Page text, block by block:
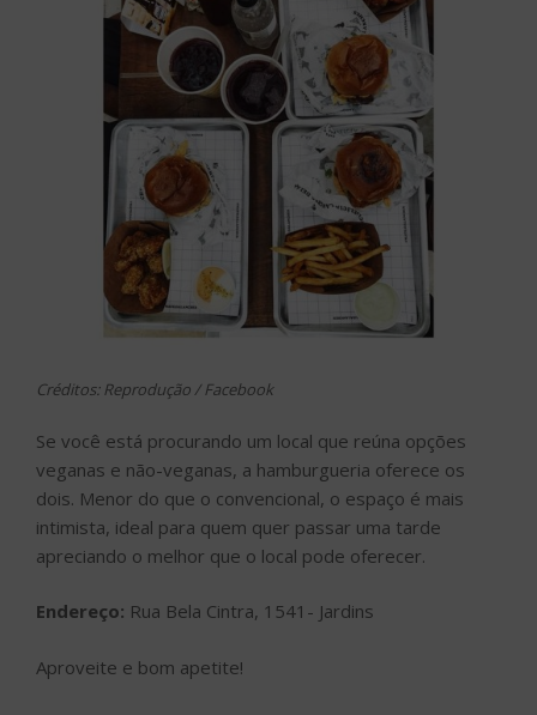
Créditos: Reprodução / Facebook
Se você está procurando um local que reúna opções
veganas e não-veganas, a hamburgueria oferece os
dois. Menor do que o convencional, o espaço é mais
intimista, ideal para quem quer passar uma tarde
apreciando o melhor que o local pode oferecer.
Endereço: Rua Bela Cintra, 1541- Jardins
Aproveite e bom apetite!